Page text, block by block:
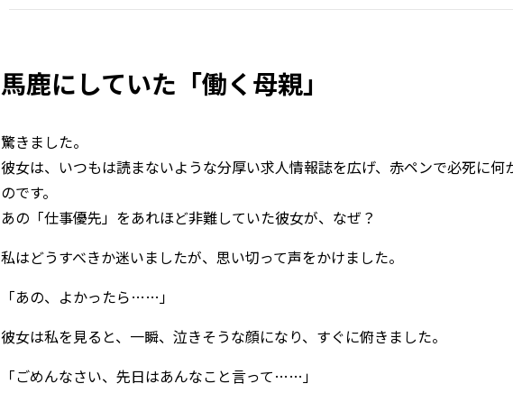
馬鹿にしていた「働く母親」
驚きました。
彼女は、いつもは読まないような分厚い求人情報誌を広げ、赤ペンで必死に何
のです。
あの「仕事優先」をあれほど非難していた彼女が、なぜ？
私はどうすべきか迷いましたが、思い切って声をかけました。
「あの、よかったら……」
彼女は私を見ると、一瞬、泣きそうな顔になり、すぐに俯きました。
「ごめんなさい、先日はあんなこと言って……」